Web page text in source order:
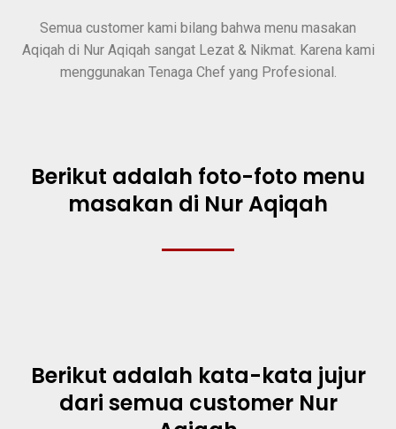
Semua customer kami bilang bahwa menu masakan
Aqiqah di Nur Aqiqah sangat Lezat & Nikmat. Karena kami
menggunakan Tenaga Chef yang Profesional.
Berikut adalah foto-foto menu
masakan di Nur Aqiqah
Berikut adalah kata-kata jujur
dari semua customer Nur